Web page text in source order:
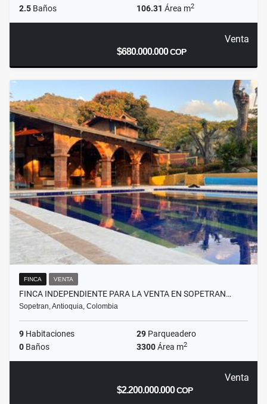
2.5 Baños 106.31 Área m2
Venta
$680.000.000COP
FINCA VENTA
FINCA INDEPENDIENTE PARA LA VENTA EN SOPETRAN…
Sopetran, Antioquia, Colombia
9 Habitaciones 29 Parqueadero
0 Baños 3300Área m2
Venta
$2.200.000.000COP